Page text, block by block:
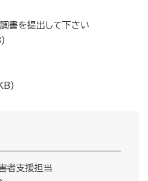
書を提出して下さい
者支援担当